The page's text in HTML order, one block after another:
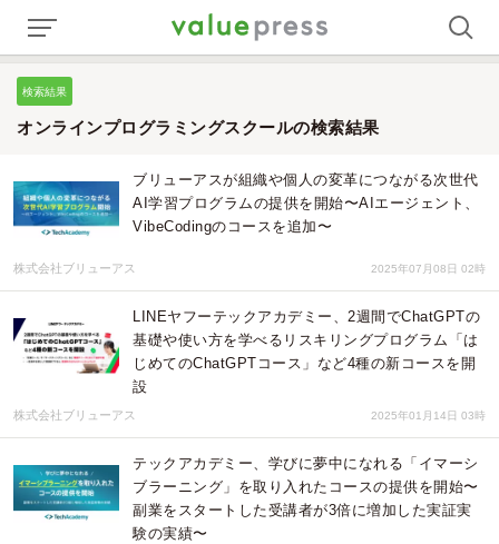
検索結果
オンラインプログラミングスクールの検索結果
ブリューアスが組織や個人の変革につながる次世代
AI学習プログラムの提供を開始〜AIエージェント、
VibeCodingのコースを追加〜
株式会社ブリューアス 2025年07月08日 02時
LINEヤフーテックアカデミー、2週間でChatGPTの
基礎や使い方を学べるリスキリングプログラム「は
じめてのChatGPTコース」など4種の新コースを開
設
株式会社ブリューアス 2025年01月14日 03時
テックアカデミー、学びに夢中になれる「イマーシ
ブラーニング」を取り入れたコースの提供を開始〜
副業をスタートした受講者が3倍に増加した実証実
験の実績〜